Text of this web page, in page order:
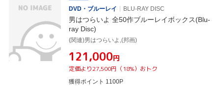
DVD・ブルーレイ
BLU-RAY DISC
男はつらいよ 全50作ブルーレイボックス(Blu-
ray Disc)
(関連)男はつらいよ,(邦画)
¥121,000円
定価より27,500円（18%）おトク
獲得ポイント 1100P